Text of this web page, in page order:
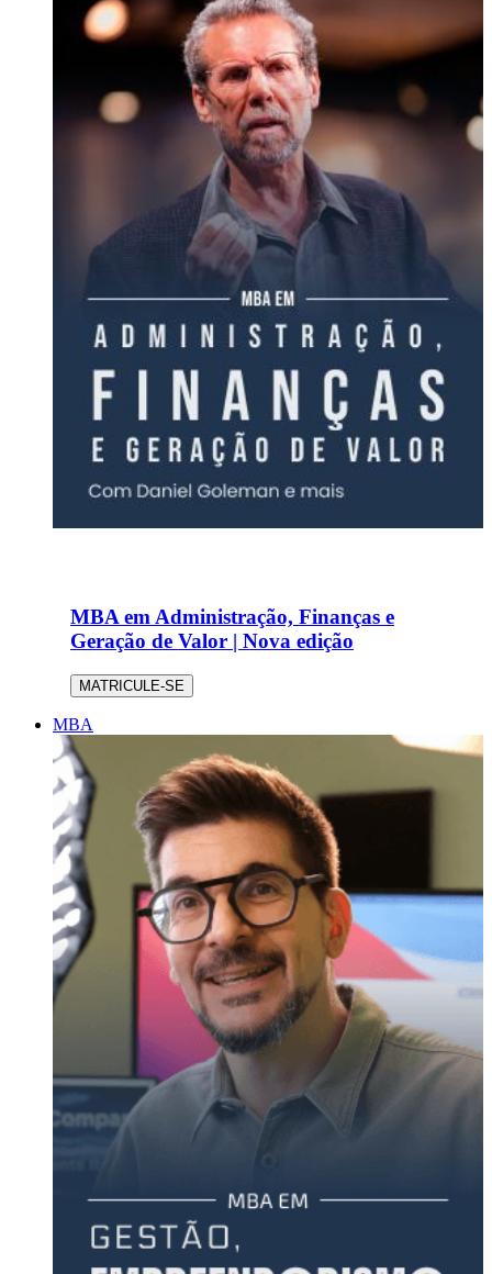
MBA em Administração, Finanças e
Geração de Valor | Nova edição
MATRICULE-SE
MBA